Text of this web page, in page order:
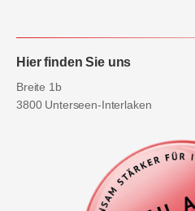
Hier finden Sie uns
Breite 1b
3800 Unterseen-Interlaken